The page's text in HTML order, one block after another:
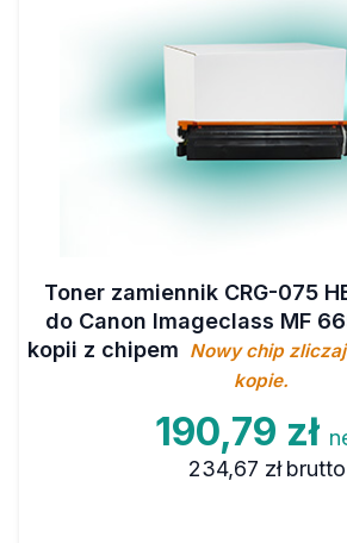
Toner zamiennik CRG-075
do Canon Imageclass MF
kopii z chipem Nowy chip
kopie.
190,79 zł
234,67 zł brutto